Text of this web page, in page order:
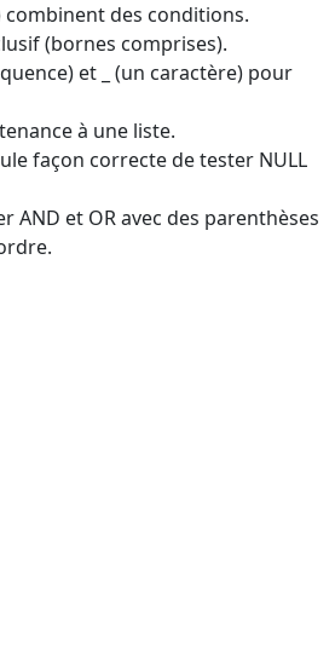
combinent des conditions.
(bornes comprises).
et _ (un caractère) pour
à une liste.
façon correcte de tester NULL
AND et OR avec des parenthèses